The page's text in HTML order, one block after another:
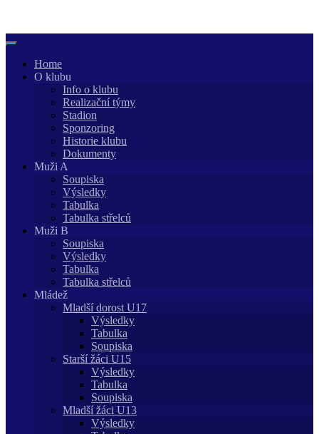
content
Home
O klubu
Info o klubu
Realizační týmy
Stadion
Sponzoring
Historie klubu
Dokumenty
Muži A
Soupiska
Výsledky
Tabulka
Tabulka střelců
Muži B
Soupiska
Výsledky
Tabulka
Tabulka střelců
Mládež
Mladší dorost U17
Výsledky
Tabulka
Soupiska
Starší žáci U15
Výsledky
Tabulka
Soupiska
Mladší žáci U13
Výsledky